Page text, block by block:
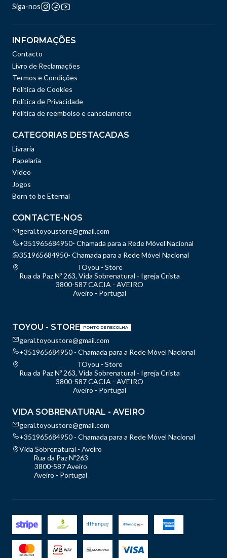
Siga-nos
INFORMAÇÕES
Contacto
Livro de Reclamações
Termos e Condições
Política de Cookies
Política de Privacidade
Politica de reembolso e cancelamento
CATEGORIAS DESTACADAS
Livraria
Papelaria
Vídeo
Jogos
Born to be Eternal
CONTACTE-NOS
geral.toyoustore@gmail.com
+351965684950- Chamada para a Rede Móvel Nacional
351965684950- Chamada para a Rede Móvel Nacional
TOyou - Store
Rua da Paz Nº 263, Vida Sobrenatural - Igreja Crista
3800-587 CACIA - AVEIRO
Aveiro - Portugal
TOYOU - STORE PONTO DE RECOLHA
geral.toyoustore@gmail.com
+351965684950 - Chamada para a Rede Móvel Nacional
TOyou - Store
Rua da Paz Nº 263, Vida Sobrenatural - Igreja Crista
3800-587 CACIA - AVEIRO
Aveiro - Portugal
VIDA SOBRENATURAL - AVEIRO
geral.toyoustore@gmail.com
+351965684950 - Chamada para a Rede Móvel Nacional
Vida Sobrenatural - Aveiro
Rua da Paz Nº263
3800-587 Aveiro
Aveiro - Portugal